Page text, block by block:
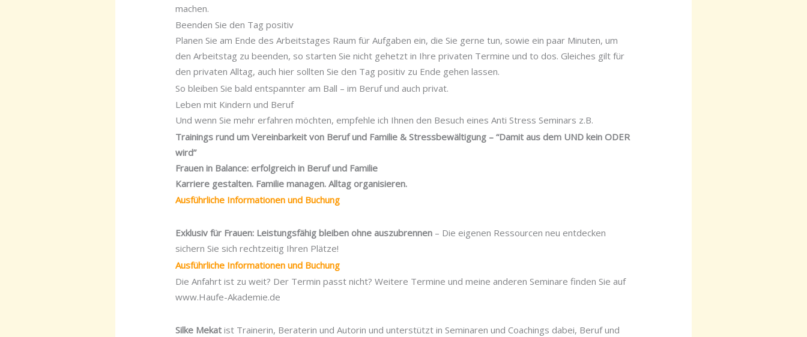
machen.
Beenden Sie den Tag positiv
Planen Sie am Ende des Arbeitstages Raum für Aufgaben ein, die Sie gerne tun, sowie ein paar Minuten, um
den Arbeitstag zu beenden, so starten Sie nicht gehetzt in Ihre privaten Termine und to dos. Gleiches gilt für
den privaten Alltag, auch hier sollten Sie den Tag positiv zu Ende gehen lassen.
So bleiben Sie bald entspannter am Ball – im Beruf und auch privat.
Leben mit Kindern und Beruf
Und wenn Sie mehr erfahren möchten, empfehle ich Ihnen den Besuch eines Anti Stress Seminars z.B.
Trainings rund um Vereinbarkeit von Beruf und Familie & Stressbewältigung – “Damit aus dem UND kein ODER
wird”
Frauen in Balance: erfolgreich in Beruf und Familie
Karriere gestalten. Familie managen. Alltag organisieren.
Ausführliche Informationen und Buchung
Exklusiv für Frauen: Leistungsfähig bleiben ohne auszubrennen – Die eigenen Ressourcen neu entdecken
sichern Sie sich rechtzeitig Ihren Plätze!
Ausführliche Informationen und Buchung
Die Anfahrt ist zu weit? Der Termin passt nicht? Weitere Termine und meine anderen Seminare finden Sie auf
www.Haufe-Akademie.de
Silke Mekat ist Trainerin, Beraterin und Autorin und unterstützt in Seminaren und Coachings dabei, Beruf und